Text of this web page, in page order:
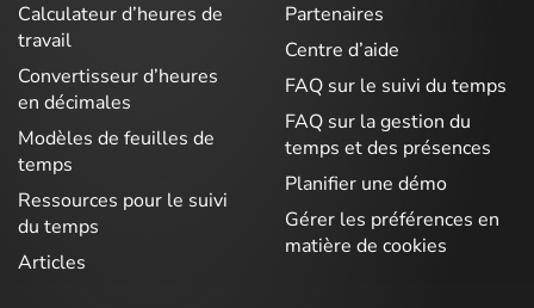
Calculateur d’heures de
travail
Convertisseur d’heures
en décimales
Modèles de feuilles de
temps
Ressources pour le suivi
du temps
Articles
Partenaires
Centre d’aide
FAQ sur le suivi du temps
FAQ sur la gestion du
temps et des présences
Planifier une démo
Gérer les préférences en
matière de cookies